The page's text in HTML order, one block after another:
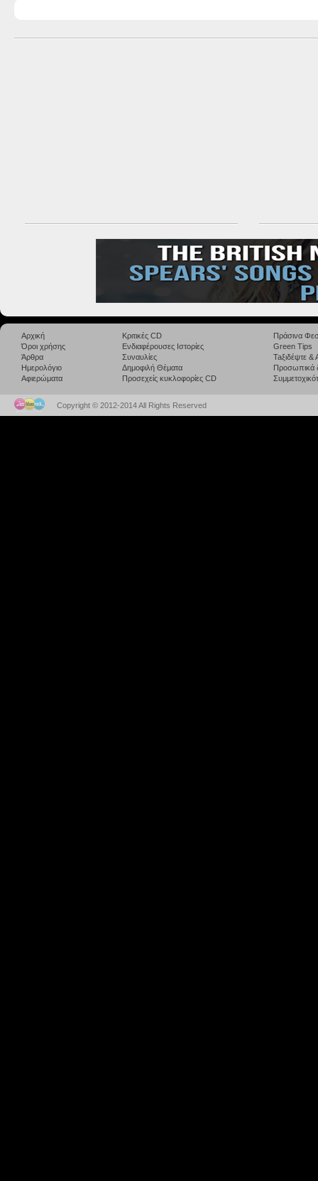
Αρχική
Όροι χρήσης
Άρθρα
Ημερολόγιο
Αφιερώματα
Κριτικές CD
Ενδιαφέρουσες Ιστορίες
Συναυλίες
Δημοφιλή Θέματα
Προσεχείς κυκλοφορίες CD
Πράσινα
Green Tips
Taξιδέψτε
Προσωπικά
Copyright © 2012-2014 All Rights Reserved